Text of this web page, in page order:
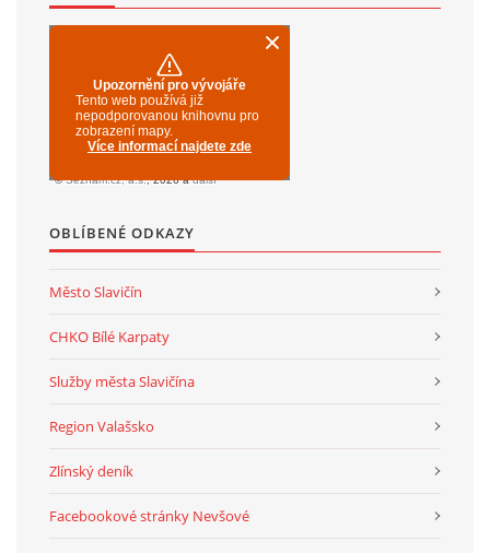
© 2026 eStránky.cz |Aktualizováno: 20. 7. 2026|Nahoru ↑
OBLÍBENÉ ODKAZY
Město Slavičín
CHKO Bílé Karpaty
Služby města Slavičína
Region Valašsko
Zlínský deník
Facebookové stránky Nevšové